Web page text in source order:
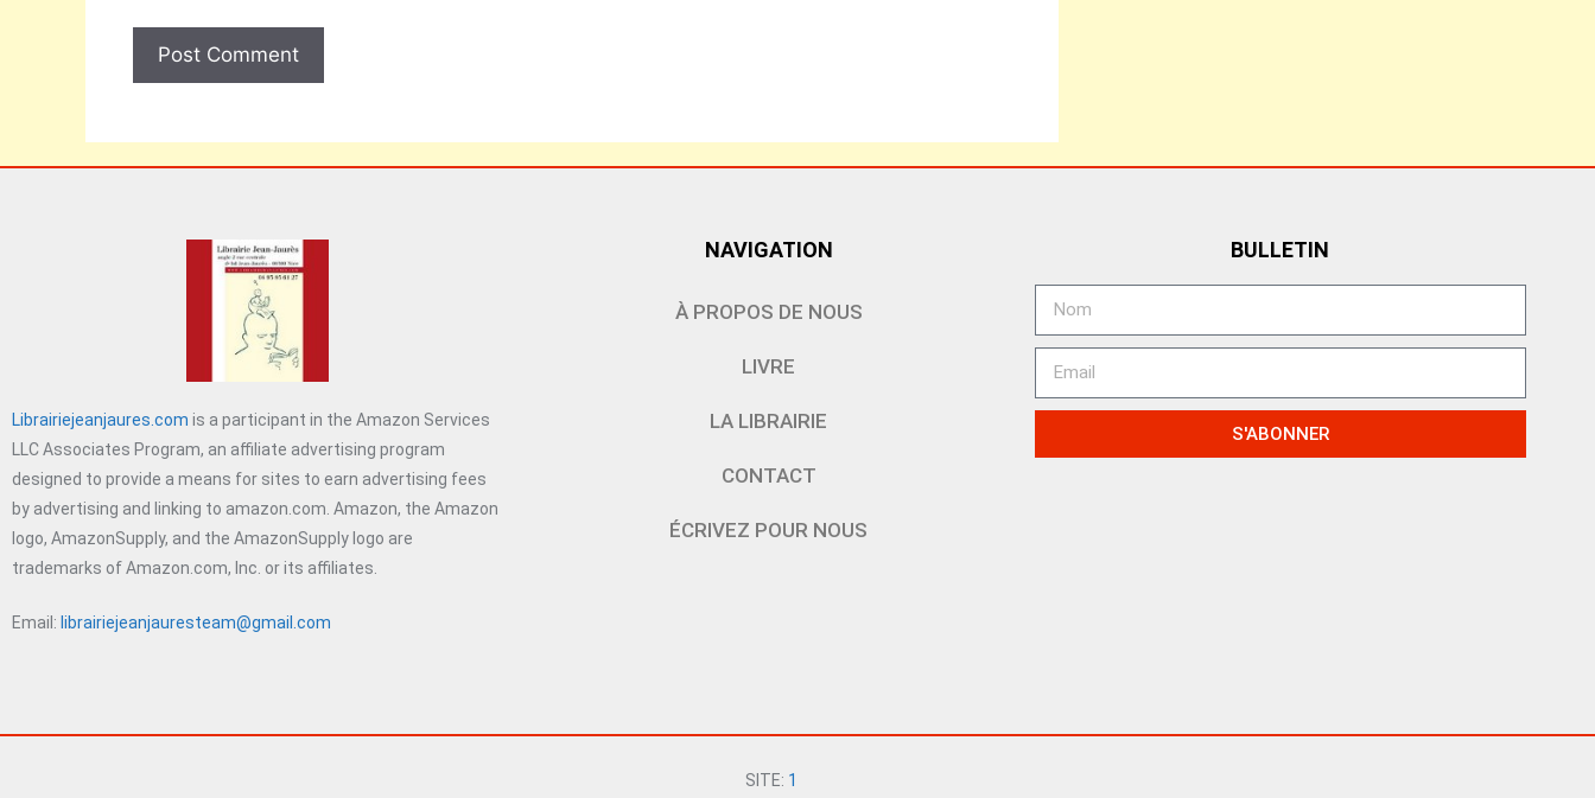
Librairiejeanjaures.com is a participant in the Amazon Services
LLC Associates Program, an affiliate advertising program
designed to provide a means for sites to earn advertising fees
by advertising and linking to amazon.com. Amazon, the Amazon
logo, AmazonSupply, and the AmazonSupply logo are
trademarks of Amazon.com, Inc. or its affiliates.
Email: librairiejeanjauresteam@gmail.com
NAVIGATION
À PROPOS DE NOUS
LIVRE
LA LIBRAIRIE
CONTACT
ÉCRIVEZ POUR NOUS
BULLETIN
S'ABONNER
SITE: 1